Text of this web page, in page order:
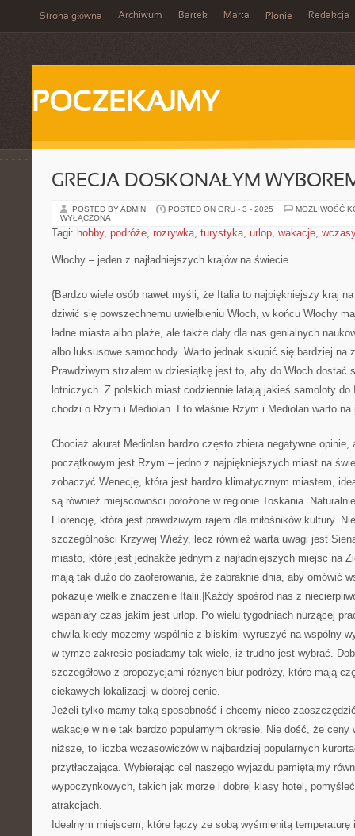
Strona główna Archiwum Bartek Marta Płonie Redakcja
POCZEKAJMY
GRECJA DOSKONAŁYM
POSTED BY ADMIN POSTED ON GRU - 3 - 2025
MOŻLIWOŚĆ
WYŁĄCZONA
Tagi: hobby, podróże, rozrywka, turystyka, urlop, wakacje,
Włochy – jeden z najładniejszych krajów na świecie
{Bardzo wiele osób nawet myśli, że Italia to najpiękniejszy kraj
dziwić się powszechnemu uwielbieniu Włoch, w końcu Włochy
ładne miasta albo plaże, ale także dały dla nas genialnych
albo luksusowe samochody. Warto jednak skupić się bardziej na
Prawdziwym strzałem w dziesiątkę jest to, aby do Włoch dostać
lotniczych. Z polskich miast codziennie latają jakieś samoloty
chodzi o Rzym i Mediolan. I to właśnie Rzym i Mediolan warto
Chociaż akurat Mediolan bardzo często zbiera negatywne
początkowym jest Rzym – jedno z najpiękniejszych miast na
zobaczyć Wenecję, która jest bardzo klimatycznym miastem,
są również miejscowości położone w regionie Toskania.
Florencję, która jest prawdziwym rajem dla miłośników kultury.
szczególności Krzywej Wieży, lecz również warta uwagi jest
miasto, które jest jednakże jednym z najładniejszych miejsc na
mają tak dużo do zaoferowania, że zabraknie dnia, aby omówić
pokazuje wielkie znaczenie Italii.|Każdy spośród nas z
wspaniały czas jakim jest urlop. Po wielu tygodniach nurzącej
chwila kiedy możemy wspólnie z bliskimi wyruszyć na wspólny
w tymże zakresie posiadamy tak wiele, iż trudno jest wybrać.
szczegółowo z propozycjami różnych biur podróży, które mają
ciekawych lokalizacji w dobrej cenie.
Jeżeli tylko mamy taką sposobność i chcemy nieco
wakacje w nie tak bardzo popularnym okresie. Nie dość, że
niższe, to liczba wczasowiczów w najbardziej popularnych
przytłaczająca. Wybierając cel naszego wyjazdu pamiętajmy
wypoczynkowych, takich jak morze i dobrej klasy hotel,
atrakcjach.
Idealnym miejscem, które łączy ze sobą wyśmienitą